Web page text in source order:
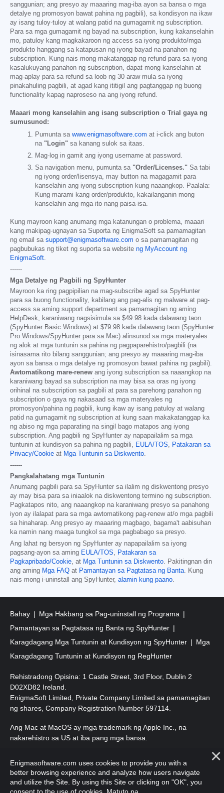
sanggunian; ang presyo ay maaaring mag-iba ayon sa bansa o mga
detalye ng promosyon bawat pahina ng pagbili), sa kondisyon na ikaw
ay isang tuloy-tuloy at walang patid na gumagamit ng subscription.
Para sa mga gumagamit ng bayad na subscription, kung kakanselahin
mo, patuloy kang magkakaroon ng access sa iyong produkto/mga
produkto hanggang sa katapusan ng iyong bayad na panahon ng
subscription. Kung nais mong makatanggap ng refund para sa iyong
kasalukuyang panahon ng subscription, dapat mong kanselahin at
mag-aplay para sa refund sa loob ng 30 araw mula sa iyong
pinakahuling pagbili, at agad kang ititigil ang pagtanggap ng buong
functionality kapag naproseso na ang iyong refund.
Maaari mong kanselahin ang isang subscription o Trial gaya ng
sumusunod:
Pumunta sa www.enigmasoftware.com at i-click ang buton
na "Login" sa kanang sulok sa itaas.
Mag-log in gamit ang iyong username at password.
Sa navigation menu, pumunta sa "Order/Licenses." Sa tabi
ng iyong order/lisensya, may button na magagamit para
kanselahin ang iyong subscription kung naaangkop. Paalala:
Kung marami kang order/produkto, kakailanganin mong
kanselahin ang mga ito nang paisa-isa.
Kung mayroon kang anumang mga katanungan o problema, maaari
kang makipag-ugnayan sa Suporta ng EnigmaSoft sa pamamagitan
ng email sa support@enigmasoftware.com o sa pamamagitan ng
pagbubukas ng tiket ng suporta sa website ng MyAccount ng
EnigmaSoft.
------
Mga Detalye ng Pagbili ng SpyHunter
Mayroon ka ring pagpipilian na mag-subscribe agad sa SpyHunter
para sa buong functionality, kabilang ang pag-alis ng malware at pag-
access sa aming support department sa pamamagitan ng aming
HelpDesk, karaniwang nagsisimula sa $49.98 kada dalawang taon
(SpyHunter Basic Windows) at $79.98 kada dalawang taon (SpyHunter
Pro Windows/SpyHunter para sa Mac) alinsunod sa mga materyales
ng alok at mga tuntunin sa pahina ng pagpaparehistro/pagbili (na
isinasama rito bilang sanggunian; ang presyo ay maaaring mag-iba
ayon sa bansa o mga detalye ng promosyon bawat pahina ng pagbili).
Awtomatikong mare-renew ang iyong subscription sa naaangkop na
karaniwang bayad sa subscription na may bisa sa oras ng iyong
orihinal na subscription sa pagbili at para sa parehong panahon ng
subscription o gaya ng nakasaad sa mga materyales ng
promosyon/pahina ng pagbili, kung ikaw ay isang patuloy at walang
patid na gumagamit ng subscription at kung saan makakatanggap ka
ng abiso ng mga paparating na singil bago matapos ang iyong
subscription. Ang pagbili ng SpyHunter ay napapailalim sa mga
tuntunin at kundisyon sa pahina ng pagbili, EULA/TOS, Patakaran sa
Privacy/Cookie at Mga Tuntunin sa Diskwento.
------
Pangkalahatang mga Tuntunin
Anumang pagbili para sa SpyHunter sa ilalim ng diskwentong presyo
ay may bisa para sa iniaalok na diskwentong termino ng subscription.
Pagkatapos nito, ang naaangkop na karaniwang presyo sa panahong
iyon ay ilalapat para sa mga awtomatikong pag-renew at/o mga pagbili
sa hinaharap. Ang presyo ay maaaring magbago, bagama't aabisuhan
ka namin nang maaga tungkol sa mga pagbabago sa presyo.
Ang lahat ng bersyon ng SpyHunter ay napapailalim sa iyong
pagsang-ayon sa aming EULA/TOS, Patakaran sa
Pagkapribado/Cookie, at Mga Tuntunin sa Diskwento. Pakitingnan din
ang aming Mga FAQ at Pamantayan sa Pagtatasa ng Banta. Kung
nais mong i-uninstall ang SpyHunter, alamin kung paano.
Bahay
Mga Hakbang sa Pag-uninstall ng Programa
Pamantayan sa Pagtatasa ng Banta ng SpyHunter
Karagdagang Mga Tuntunin at Kundisyon ng SpyHunter
Mga
Karagdagang Tuntunin at Kundisyon ng RegHunter
Rehistradong Opisina: 1 Castle Street, 3rd Floor, Dublin 2
D02XD82 Ireland.
EnigmaSoft Limited, Private Company Limited sa pamamagitan
ng shares, Company Registration Number 597114.
Ang Mac at MacOS ay mga trademark ng Apple Inc., na
nakarehistro sa US at iba pang mga bansa.
Nakalaan.
Enigmasoftware.com uses cookies to provide you with a
better browsing experience and analyze how users navigate
and utilize the Site. By using this Site or clicking on "OK", you